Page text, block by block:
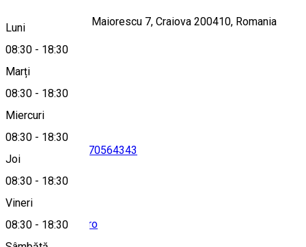
Luni
08:30 - 18:30
Marți
08:30 - 18:30
Miercuri
08:30 - 18:30
Joi
08:30 - 18:30
Vineri
08:30 - 18:30
Bloc 2, Strada Ion Maiorescu 7, Craiova 200410, Romania
Hartă
0770564343
office@duotravel.ro